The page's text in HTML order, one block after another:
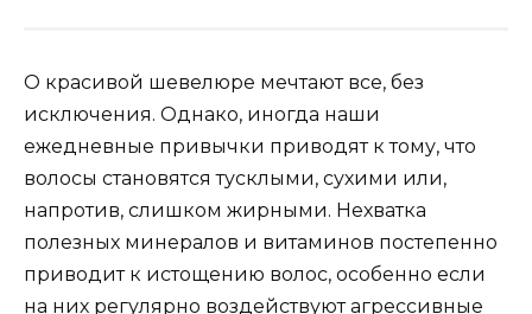
О красивой шевелюре мечтают все, без
исключения. Однако, иногда наши
ежедневные привычки приводят к тому, что
волосы становятся тусклыми, сухими или,
напротив, слишком жирными. Нехватка
полезных минералов и витаминов постепенно
приводит к истощению волос, особенно если
на них регулярно воздействуют агрессивные